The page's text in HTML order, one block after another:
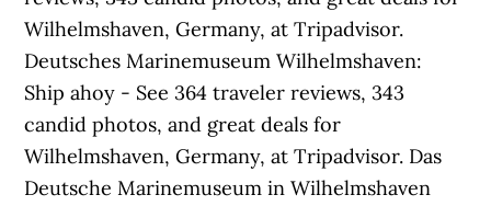
Wilhelmshaven, Germany, at Tripadvisor.
Deutsches Marinemuseum Wilhelmshaven:
Ship ahoy - See 364 traveler reviews, 343
candid photos, and great deals for
Wilhelmshaven, Germany, at Tripadvisor. Das
Deutsche Marinemuseum in Wilhelmshaven